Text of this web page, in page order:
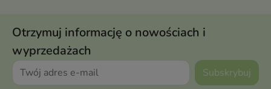
Otrzymuj informację o nowościach i
wyprzedażach